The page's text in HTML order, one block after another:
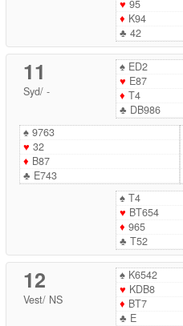
♥ 95
♦ K94
♣ 42
11
Syd/ -
♠ED2
♥ E87
♦ T4
♣ DB986
♠9763
♥ 32
♦ B87
♣ E743
♠T4
♥ BT654
♦ 965
♣ T52
12
Vest/ NS
♠K6542
♥ KDB8
♦ BT7
♣ E